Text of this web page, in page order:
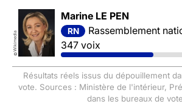
©
Wikimedia
Marine LE PEN
RN
Rassemblement national et
347 voix
Résultats réels issus du dépouillement
vote. Sources : Ministère de l'intérieur,
dans les bureaux de